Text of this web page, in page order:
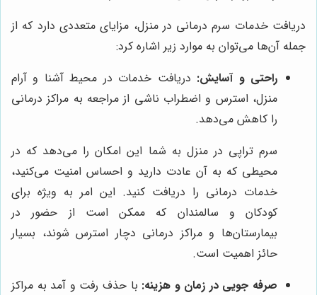
دریافت خدمات سرم درمانی در منزل، مزایای متعددی دارد که از
جمله آن‌ها می‌توان به موارد زیر اشاره کرد:
راحتی و آسایش: دریافت خدمات در محیط آشنا و آرام
منزل، استرس و اضطراب ناشی از مراجعه به مراکز درمانی
را کاهش می‌دهد.
سرم تراپی در منزل به شما این امکان را می‌دهد که در
محیطی که به آن عادت دارید و احساس امنیت می‌کنید،
خدمات درمانی را دریافت کنید. این امر به ویژه برای
کودکان و سالمندان که ممکن است از حضور در
بیمارستان‌ها و مراکز درمانی دچار استرس شوند، بسیار
حائز اهمیت است.
صرفه جویی در زمان و هزینه: با حذف رفت و آمد به مراکز